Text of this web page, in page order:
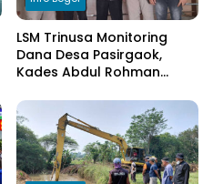
LSM Trinusa Monitoring
Dana Desa Pasirgaok,
Kades Abdul Rohman
Transparansi Pengelolaan
Anggaran